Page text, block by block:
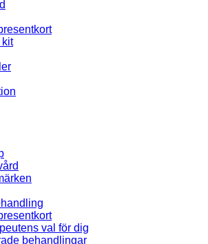
kit
val för dig
behandlingar